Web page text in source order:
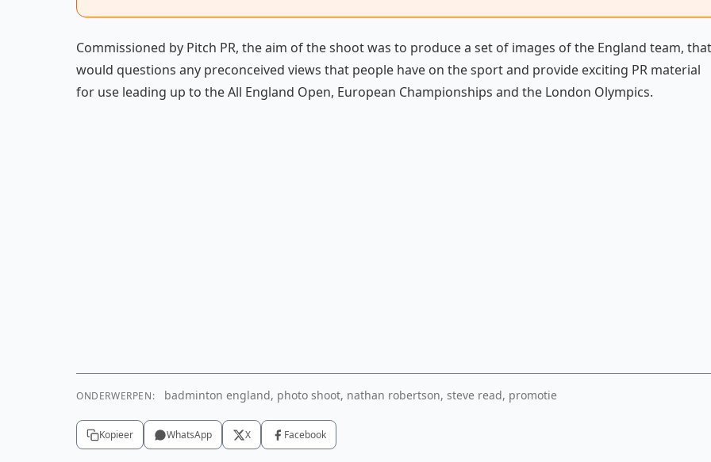
Commissioned by Pitch PR, the aim of the shoot was to produce a set of images of the England team, that
would questions any preconceived views that people have on the sport and provide exciting PR material
for use leading up to the All England Open, European Championships and the London Olympics.
ONDERWERPEN: badminton england, photo shoot, nathan robertson, steve read, promotie
Kopieer WhatsApp X Facebook